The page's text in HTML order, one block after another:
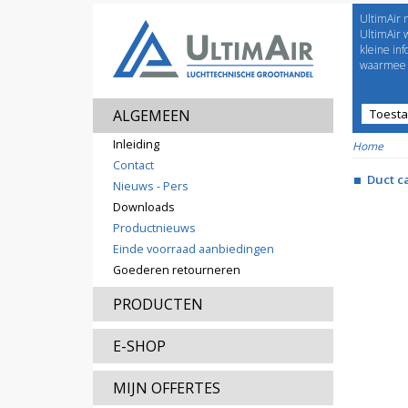
ALGEMEEN
Inleiding
Contact
Nieuws - Pers
Downloads
Productnieuws
Einde voorraad aanbiedingen
Goederen retourneren
PRODUCTEN
E-SHOP
MIJN OFFERTES
UltimAir
UltimAir
kleine
Home
Duct